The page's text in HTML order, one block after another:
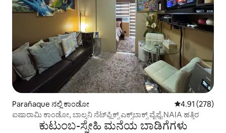
Parañaque ನಲ್ಲಿ ಕಾಂಡೋ 5 ರಲ್ಲಿ 4.91
4.91 (278)
ಐಷಾರಾಮಿ ಕಾಂಡೋ, ಬಾಲ್ಕನಿ ನೆಟ್‌ಫ್ಲಿಕ್ಸ್ ಎಕ್ಸ್‌ಬಾಕ್ಸ್ ವೈಫೈ NAIA ಹತ್ತಿರ
ಕುಟುಂಬ-ಸ್ನೇಹಿ ಮನೆಯ ಬಾಡಿಗೆಗಳು